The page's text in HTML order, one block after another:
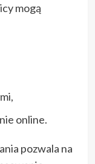
mogą
online.
pozwala na